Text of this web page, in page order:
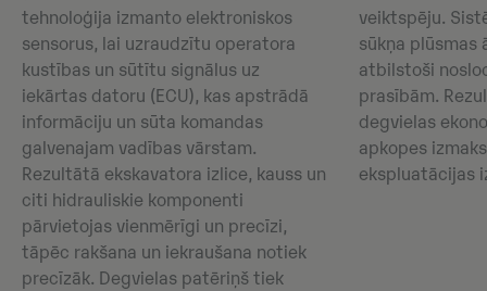
tehnoloģija izmanto elektroniskos
sensorus, lai uzraudzītu operatora
kustības un sūtītu signālus uz
iekārtas datoru (ECU), kas apstrādā
informāciju un sūta komandas
galvenajam vadības vārstam.
Rezultātā ekskavatora izlice, kauss un
citi hidrauliskie komponenti
pārvietojas vienmērīgi un precīzi,
tāpēc rakšana un iekraušana notiek
precīzāk. Degvielas patēriņš tiek
veiktspēju.
sūkņa plūsmas
atbilstoši
prasībām.
degvielas
apkopes
ekspluatācijas